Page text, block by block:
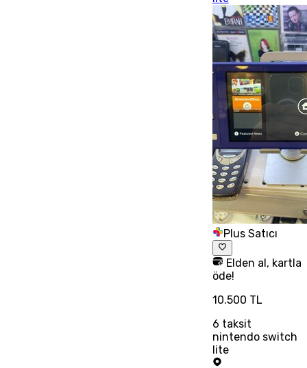
Plus Satıcı
Elden al, kartla
öde!
10.500 TL
6 taksit
nintendo switch
lite